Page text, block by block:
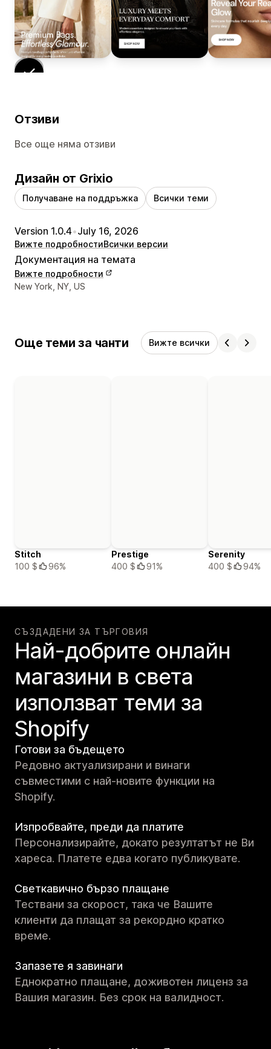
Отзиви
Все още няма отзиви
Дизайн от Grixio
Получаване на поддръжка Всички теми
Version 1.0.4•July 16, 2026
Вижте подробностиВсички версии
Документация на темата
Вижте подробности
Данни за връзка с дизайнера
New York, NY, US
Още теми за чанти Вижте всички
Stitch
100 $
96%
Prestige
400 $
91%
Serenity
400 $
94%
СЪЗДАДЕНИ ЗА ТЪРГОВИЯ
Най-добрите онлайн
магазини в света
използват теми за
Shopify
Готови за бъдещето
Редовно актуализирани и винаги
съвместими с най-новите функции на
Shopify.
Изпробвайте, преди да платите
Персонализирайте, докато резултатът не Ви
хареса. Платете едва когато публикувате.
Светкавично бързо плащане
Тествани за скорост, така че Вашите
клиенти да плащат за рекордно кратко
време.
Запазете я завинаги
Еднократно плащане, доживотен лиценз за
Вашия магазин. Без срок на валидност.